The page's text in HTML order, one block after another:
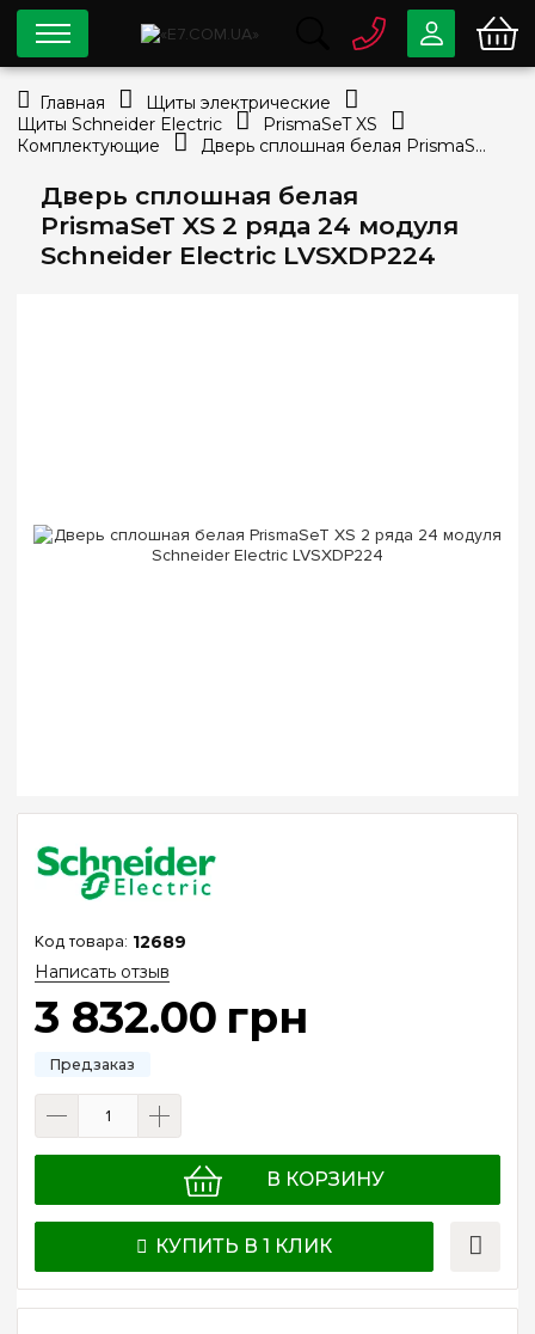
Дверь сплошная белая
PrismaSeT XS 2 ряда 24 модуля
Schneider Electric LVSXDP224
12689
Написать отзыв
3 832.00 грн
В КОРЗИНУ
КУПИТЬ В 1 КЛИК
0 800 33-63-07
Бесплатно
info@e7.com.ua
044
Viber Telegram
Главная
Щиты электрические
Щиты Schneider Electric
PrismaSeT XS
Комплектующие
Дверь сплошная белая PrismaSeT XS 2 ряда 24 модуля Schneider Electric LVSXDP224